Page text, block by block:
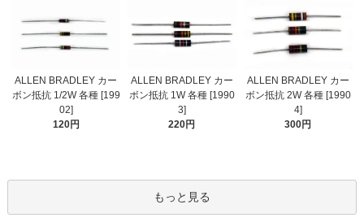
ALLEN BRADLEY カー
ボン抵抗 1/2W 各種 [199
02]
120円
ALLEN BRADLEY カー
ボン抵抗 1W 各種 [1990
3]
220円
ALLEN BRADLEY カー
ボン抵抗 2W 各種 [1990
4]
300円
もっと見る